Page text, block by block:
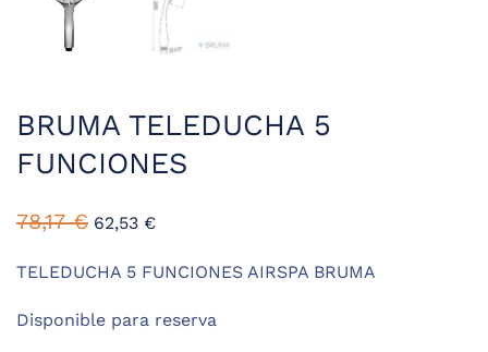
BRUMA TELEDUCHA 5
FUNCIONES
78,17€ El
original
78,17 €.
62,53 €El
actual
62,53 €.
TELEDUCHA 5 FUNCIONES AIRSPA BRUMA
Disponible para reserva